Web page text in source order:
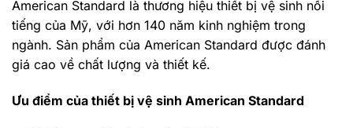
American Standard là thương hiệu thiết bị vệ sinh nổi
tiếng của Mỹ, với hơn 140 năm kinh nghiệm trong
ngành. Sản phẩm của American Standard được đánh
giá cao về chất lượng và thiết kế.
Ưu điểm của thiết bị vệ sinh American Standard